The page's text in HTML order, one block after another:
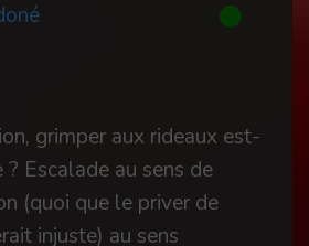
grimper aux rideaux est-
Escalade au sens de
(quoi que le priver de
injuste) au sens